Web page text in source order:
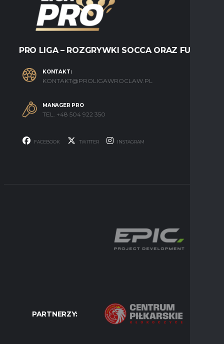
PRO LIGA – ROZGRYWKI SOCCA ORAZ FUTSALU
KONTAKT:
KONTAKT@PROLIGAWROCLAW.PL
MANAGER PRO
TEL. +48 504 922 350
FACEBOOK TWITTER INSTAGRAM
PARTNERZY: